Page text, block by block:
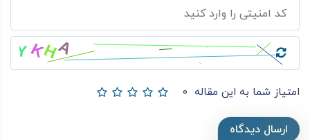
امتیاز شما به این مقاله 0
ارسال دیدگاه